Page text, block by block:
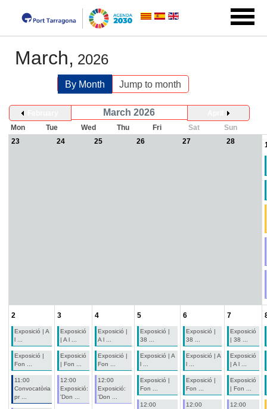
March, 2026
By Month Jump to month
March 2026
Mon
Tue Wed Thu Fri Sat
Sun
23
24 25 26 27 28
2
Exposició | A
l ...
Exposició |
Fon ...
11:00
Convocatòria
pr ...
3
Exposició
| A l ...
Exposició
| Fon ...
12:00
Exposició:
'Don ...
4
Exposició |
A l ...
Exposició |
Fon ...
12:00
Exposició:
'Don ...
5
Exposició |
38 ...
Exposició | A
l ...
Exposició |
Fon ...
12:00
6
Exposició |
38 ...
Exposició | A
l ...
Exposició |
Fon ...
12:00
7
Exposició
| 38 ...
Exposició
| A l ...
Exposició
| Fon ...
12:00